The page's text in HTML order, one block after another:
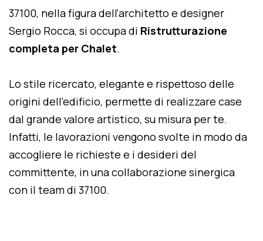
37100, nella figura dell'architetto e designer
Sergio Rocca, si occupa di Ristrutturazione
completa per Chalet.
Lo stile ricercato, elegante e rispettoso delle
origini dell'edificio, permette di realizzare case
dal grande valore artistico, su misura per te.
Infatti, le lavorazioni vengono svolte in modo da
accogliere le richieste e i desideri del
committente, in una collaborazione sinergica
con il team di 37100.